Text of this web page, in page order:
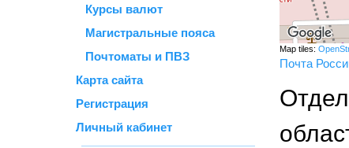
Курсы валют
Магистральные пояса
Почтоматы и ПВЗ
Карта сайта
Регистрация
Личный кабинет
Map tiles:
Почта